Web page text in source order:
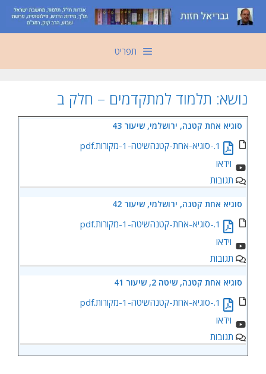
לדלג
לתוכן
תפריט
נושא: תלמוד למתקדמים – חלק ב
סוגיא אחת קטנה, ירושלמי, שיעור 43
1.-סוגיא-אחת-קטנהשיטה-1-מקורות.pdf
תגובות
סוגיא אחת קטנה, ירושלמי, שיעור 42
1.-סוגיא-אחת-קטנהשיטה-1-מקורות.pdf
תגובות
סוגיא אחת קטנה, שיטה 2, שיעור 41
1.-סוגיא-אחת-קטנהשיטה-1-מקורות.pdf
תגובות